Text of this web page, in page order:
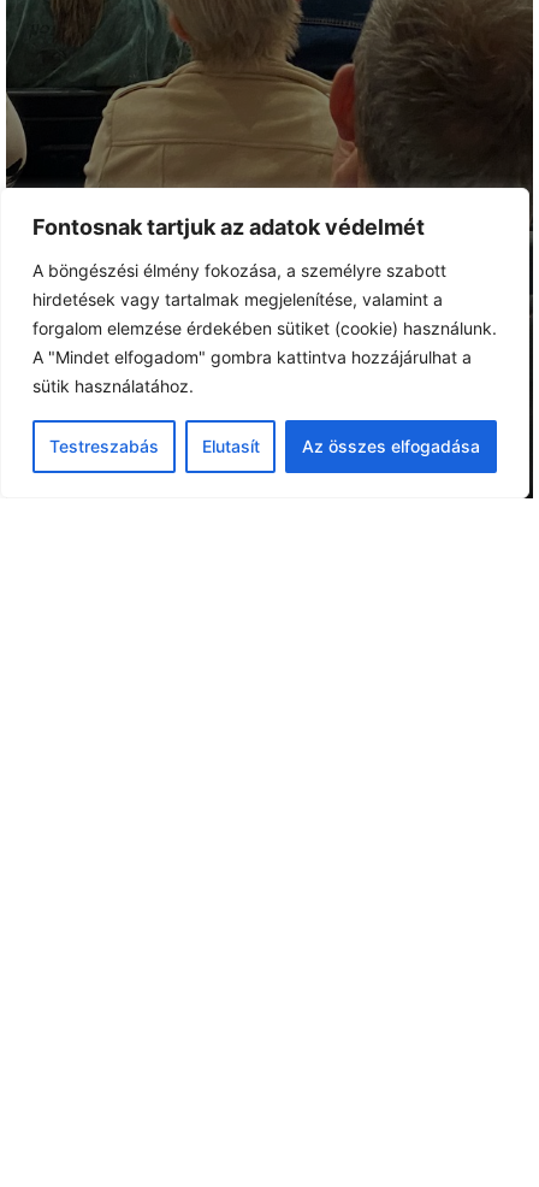
Fontosnak tartjuk az adatok védelmét
A böngészési élmény fokozása, a személyre szabott
hirdetések vagy tartalmak megjelenítése, valamint a
forgalom elemzése érdekében sütiket (cookie) használunk.
A "Mindet elfogadom" gombra kattintva hozzájárulhat a
sütik használatához.
Testreszabás Elutasít Az összes elfogadása